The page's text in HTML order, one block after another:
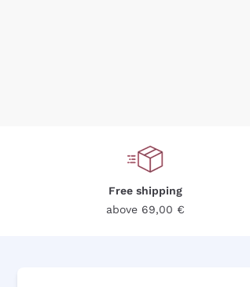
Free shipping
above 69,00 €